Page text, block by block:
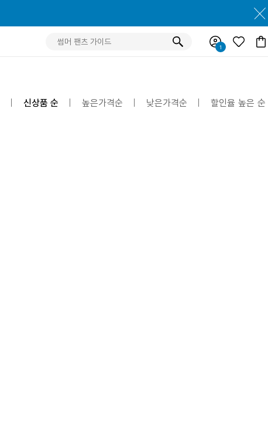
신상품 순 높은가격순 낮은가격순 할인율 높은 순